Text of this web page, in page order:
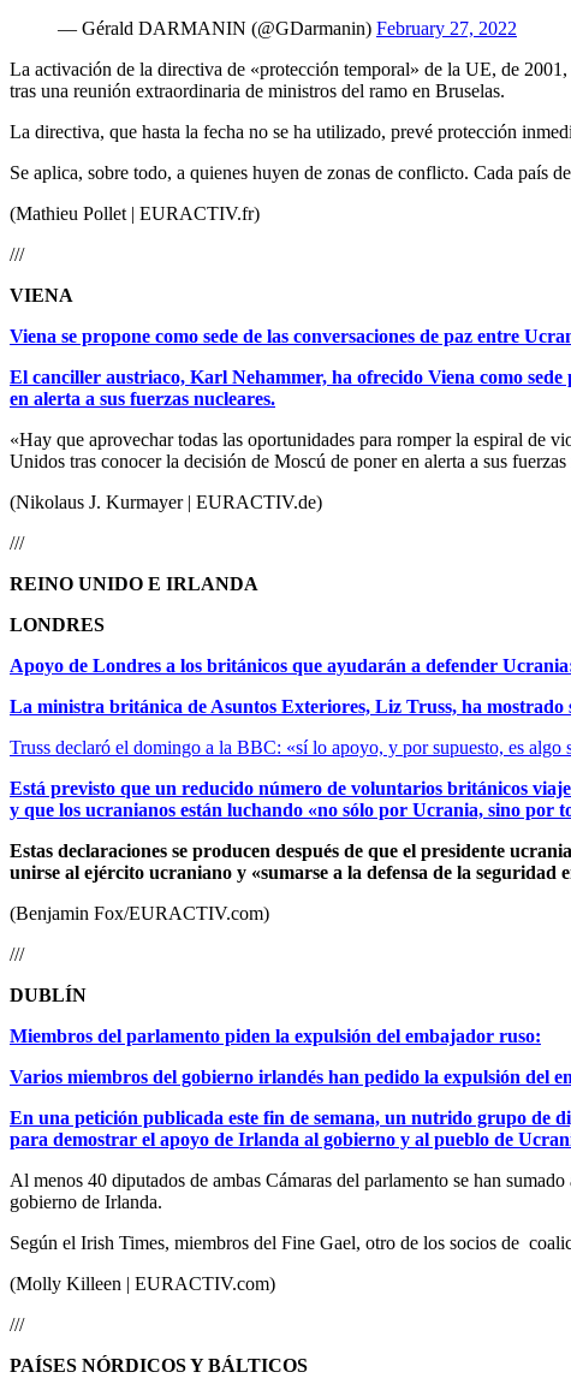
— Gérald DARMANIN (@GDarmanin) February 27, 2022
La activación de la directiva de «protección temporal» de la UE, de
tras una reunión extraordinaria de ministros del ramo en Bruselas.
La directiva, que hasta la fecha no se ha utilizado, prevé protección
Se aplica, sobre todo, a quienes huyen de zonas de conflicto. Cada país
(Mathieu Pollet | EURACTIV.fr)
///
VIENA
Viena se propone como sede de las conversaciones de paz entre
El canciller austriaco, Karl Nehammer, ha ofrecido Viena como
en alerta a sus fuerzas nucleares.
«Hay que aprovechar todas las oportunidades para romper la espiral de
Unidos tras conocer la decisión de Moscú de poner en alerta a sus fuerzas
(Nikolaus J. Kurmayer | EURACTIV.de)
///
REINO UNIDO E IRLANDA
LONDRES
Apoyo de Londres a los británicos que ayudarán a defender
La ministra británica de Asuntos Exteriores, Liz Truss, ha
Truss declaró el domingo a la BBC: «sí lo apoyo, y por supuesto, es algo
Está previsto que un reducido número de voluntarios británicos
y que los ucranianos están luchando «no sólo por Ucrania, sino por
Estas declaraciones se producen después de que el presidente
unirse al ejército ucraniano y «sumarse a la defensa de la seguridad
(Benjamin Fox/EURACTIV.com)
///
DUBLÍN
Miembros del parlamento piden la expulsión del embajador ruso:
Varios miembros del gobierno irlandés han pedido la expulsión
En una petición publicada este fin de semana, un nutrido grupo de
para demostrar el apoyo de Irlanda al gobierno y al pueblo de
Al menos 40 diputados de ambas Cámaras del parlamento se han
gobierno de Irlanda.
Según el Irish Times, miembros del Fine Gael, otro de los socios de
(Molly Killeen | EURACTIV.com)
///
PAÍSES NÓRDICOS Y BÁLTICOS